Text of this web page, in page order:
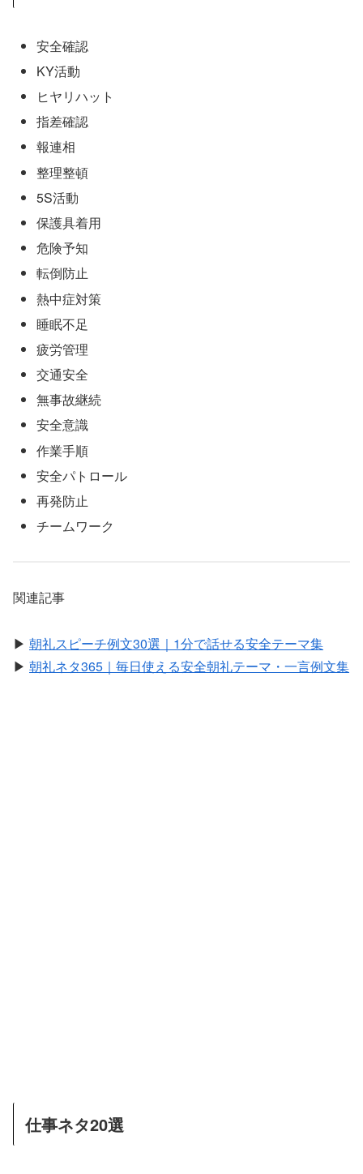
安全確認
KY活動
ヒヤリハット
指差確認
報連相
整理整頓
5S活動
保護具着用
危険予知
転倒防止
熱中症対策
睡眠不足
疲労管理
交通安全
無事故継続
安全意識
作業手順
安全パトロール
再発防止
チームワーク
関連記事
▶ 朝礼スピーチ例文30選｜1分で話せる安全テーマ集
▶ 朝礼ネタ365｜毎日使える安全朝礼テーマ・一言例文集
仕事ネタ20選